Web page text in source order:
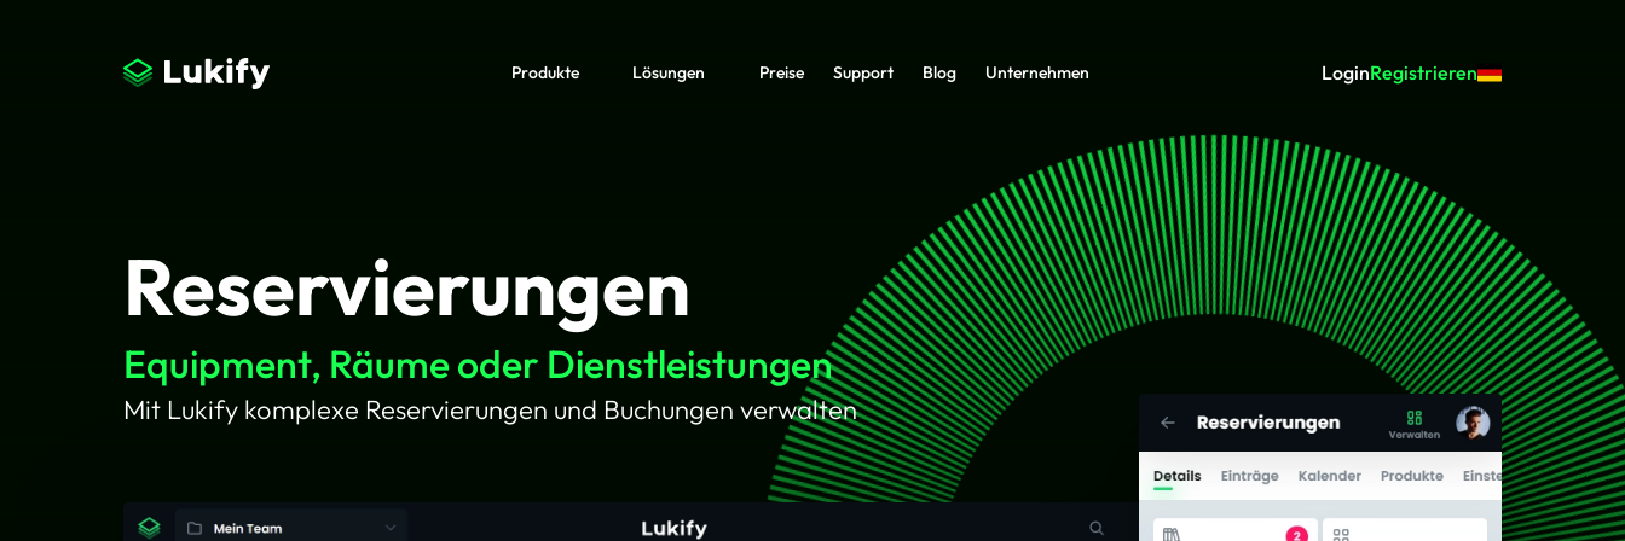
Produkte Lösungen Preise Support Blog Unternehmen LoginRegistrieren
Reservierungen
Equipment, Räume oder Dienstleistungen
Mit Lukify komplexe Reservierungen und Buchungen verwalten